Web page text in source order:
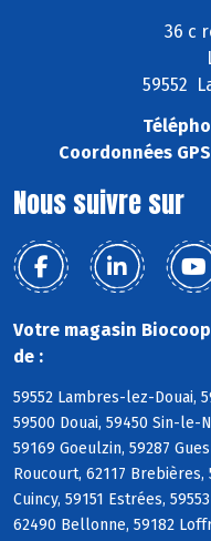
36 c
59552
Coordonnées
Nous suivre sur
Votre magasin
de :
59552 Lambres-lez-Douai,
59500 Douai, 59450 Sin-le-
59169 Goeulzin, 59287
Roucourt, 62117 Brebières,
Cuincy, 59151 Estrées,
62490 Bellonne, 59182